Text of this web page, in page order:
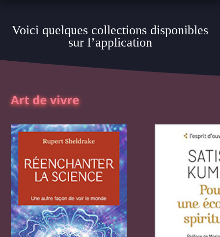
Voici quelques collections disponibles
sur l’application